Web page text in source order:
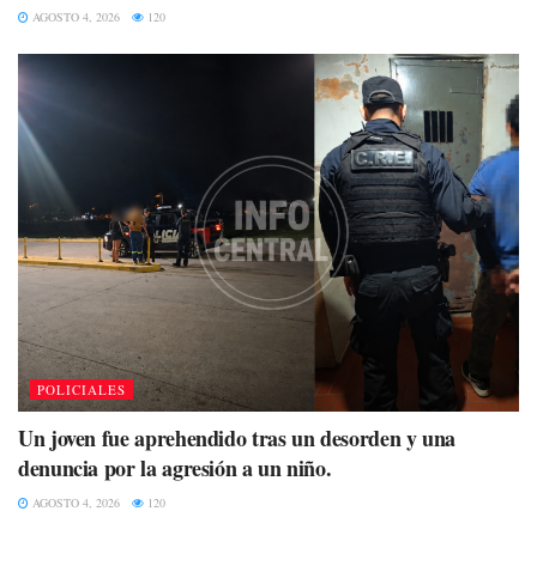
AGOSTO 4, 2026 120
POLICIALES
Un joven fue aprehendido tras un desorden y una
denuncia por la agresión a un niño.
AGOSTO 4, 2026 120